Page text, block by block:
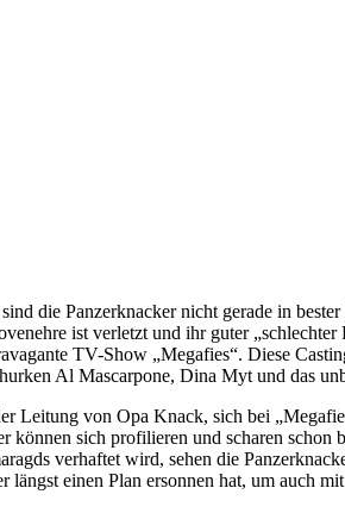
die Panzerknacker nicht gerade in
ist verletzt und ihr guter
TV-Show „Megafies“. Diese
Al Mascarpone, Dina Myt und das
Leitung von Opa Knack, sich bei
sich profilieren und scharen
verhaftet wird, sehen die
einen Plan ersonnen hat, um auch